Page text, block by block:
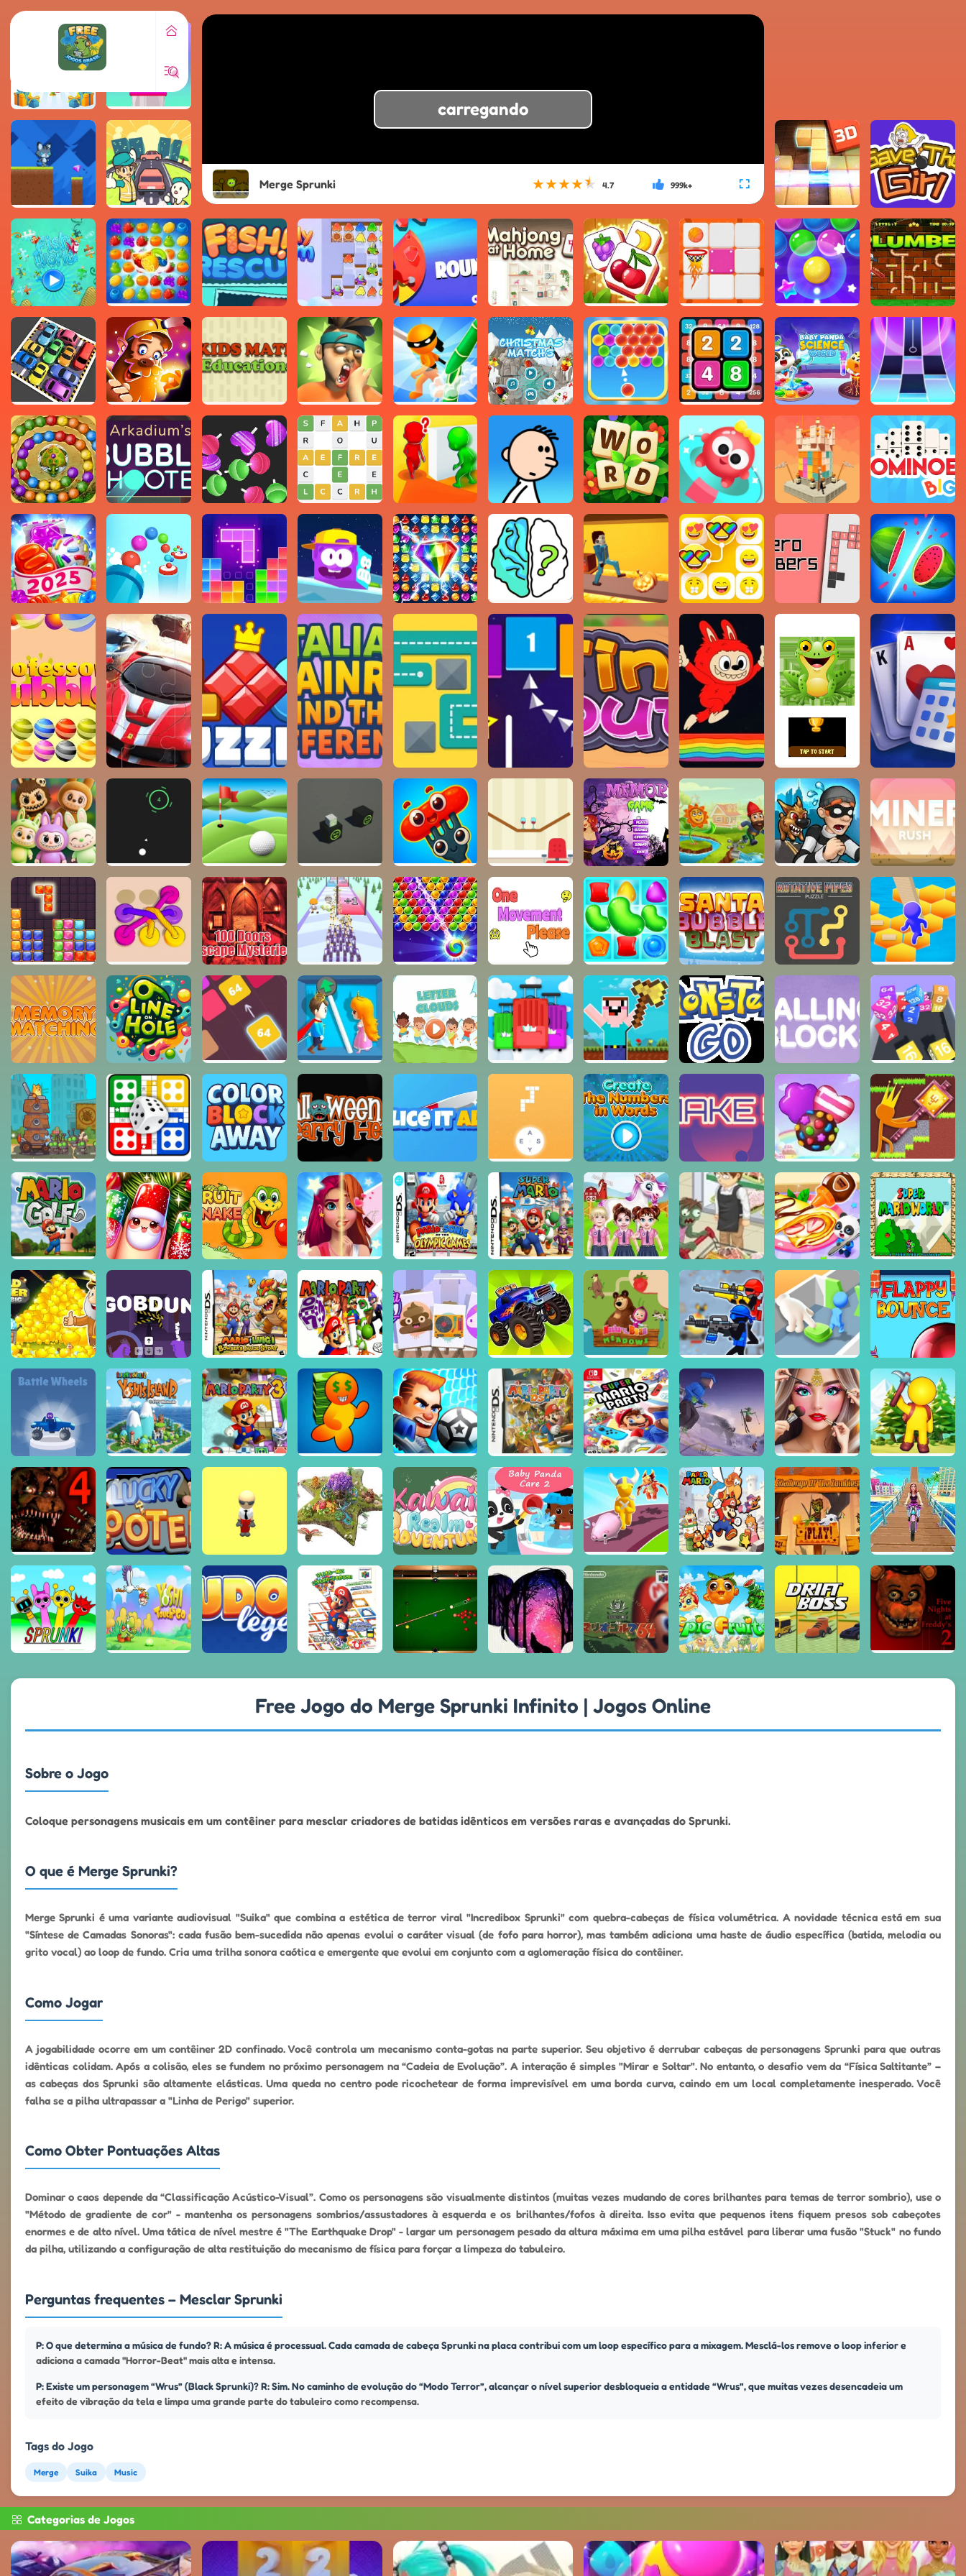
carregando
Merge Sprunki ★★★★★ 4.7 999k+
Free Jogo do Merge Sprunki Infinito | Jogos Online
Sobre o Jogo
Coloque personagens musicais em um contêiner para mesclar criadores de batidas idênticos em versões raras e avançadas do Sprunki.
O que é Merge Sprunki?
Merge Sprunki é uma variante audiovisual "Suika" que combina a estética de terror viral "Incredibox Sprunki" com quebra-cabeças de física volumétrica. A novidade técnica está em sua
"Síntese de Camadas Sonoras": cada fusão bem-sucedida não apenas evolui o caráter visual (de fofo para horror), mas também adiciona uma haste de áudio específica (batida, melodia ou
grito vocal) ao loop de fundo. Cria uma trilha sonora caótica e emergente que evolui em conjunto com a aglomeração física do contêiner.
Como Jogar
A jogabilidade ocorre em um contêiner 2D confinado. Você controla um mecanismo conta-gotas na parte superior. Seu objetivo é derrubar cabeças de personagens Sprunki para que outras
idênticas colidam. Após a colisão, eles se fundem no próximo personagem na “Cadeia de Evolução”. A interação é simples "Mirar e Soltar". No entanto, o desafio vem da “Física Saltitante” –
as cabeças dos Sprunki são altamente elásticas. Uma queda no centro pode ricochetear de forma imprevisível em uma borda curva, caindo em um local completamente inesperado. Você
falha se a pilha ultrapassar a "Linha de Perigo" superior.
Como Obter Pontuações Altas
Dominar o caos depende da “Classificação Acústico-Visual”. Como os personagens são visualmente distintos (muitas vezes mudando de cores brilhantes para temas de terror sombrio), use o
"Método de gradiente de cor" - mantenha os personagens sombrios/assustadores à esquerda e os brilhantes/fofos à direita. Isso evita que pequenos itens fiquem presos sob cabeçotes
enormes e de alto nível. Uma tática de nível mestre é "The Earthquake Drop" - largar um personagem pesado da altura máxima em uma pilha estável para liberar uma fusão "Stuck" no fundo
da pilha, utilizando a configuração de alta restituição do mecanismo de física para forçar a limpeza do tabuleiro.
Perguntas frequentes – Mesclar Sprunki
P: O que determina a música de fundo? R: A música é processual. Cada camada de cabeça Sprunki na placa contribui com um loop específico para a mixagem. Mesclá-los remove o loop inferior e
adiciona a camada "Horror-Beat" mais alta e intensa.
P: Existe um personagem “Wrus” (Black Sprunki)? R: Sim. No caminho de evolução do “Modo Terror”, alcançar o nível superior desbloqueia a entidade “Wrus”, que muitas vezes desencadeia um
efeito de vibração da tela e limpa uma grande parte do tabuleiro como recompensa.
Tags do Jogo
Merge Suika Music
Categorias de Jogos